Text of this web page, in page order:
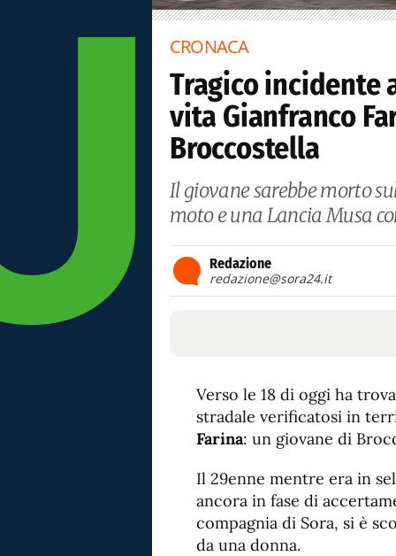
CRONACA
Tragico incidente
vita Gianfranco
Broccostella
Il giovane sarebbe morto
moto e una Lancia Musa
Redazione
redazione@sora24.it
Verso le 18 di oggi ha
stradale verificatosi in
Farina: un giovane di
Il 29enne mentre era in
ancora in fase di
compagnia di Sora, si è
da una donna.